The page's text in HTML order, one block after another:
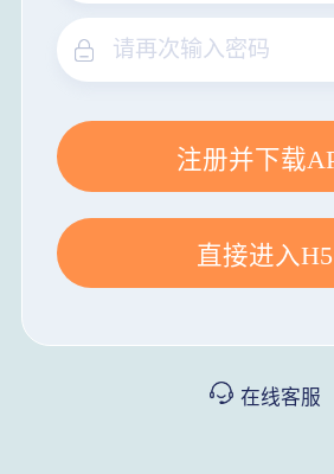
注册并下载
直接进入H5
在线客服